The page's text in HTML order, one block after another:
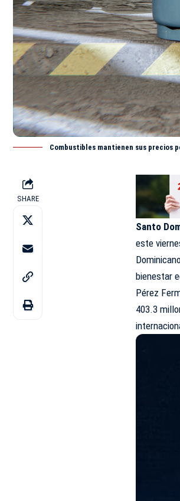
Combustibles mantienen sus precios
SHARE
Santo
este
bienestar
Pérez
403.3